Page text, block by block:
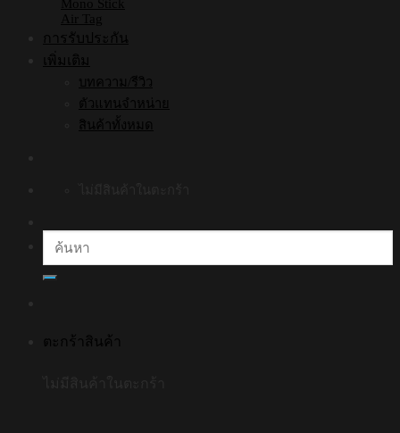
Mono Stick
Air Tag
การรับประกัน
เพิ่มเติม
บทความ/รีวิว
ตัวแทนจำหน่าย
สินค้าทั้งหมด
ค้นหา:
ตะกร้าสินค้า